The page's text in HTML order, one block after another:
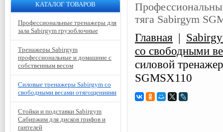
тяга Sabirgym
Главная |
со свободными
силовой
SGMSX110
КАТАЛОГ ТОВАРОВ
Профессиональные тренажеры для
зала Sabirgym грузоблочные
Тренажеры Sabirgym
профессиональные и домашние с
собственным весом
Силовые тренажеры Sabirgym со
свободными весами отягощениями
Стойки и подставки Sabirgym
Сабиржим для дисков грифов и
гантелей